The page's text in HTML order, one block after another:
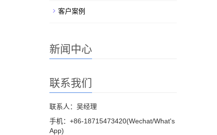
客户案例
新闻中心
联系我们
联系人：吴经理
手机：+86-18715473420(Wechat/What's
App)